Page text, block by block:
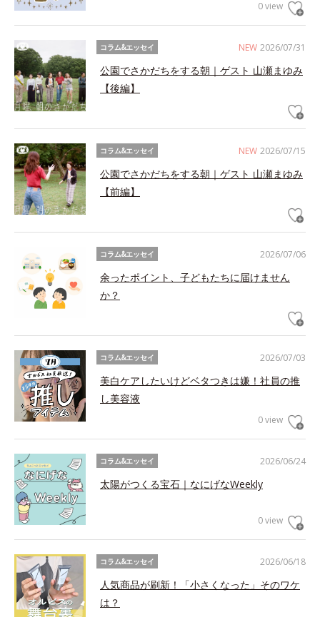
0 view
NEW 2026/07/31
コラム&エッセイ
公園でさかだちをする朝｜ゲスト 山瀬まゆみ
【後編】
NEW 2026/07/15
コラム&エッセイ
公園でさかだちをする朝｜ゲスト 山瀬まゆみ
【前編】
2026/07/06
コラム&エッセイ
余ったポイント、子どもたちに届けません
か？
2026/07/03
コラム&エッセイ
美白ケアしたいけどベタつきは嫌！社員の推
し美容液
0 view
2026/06/24
コラム&エッセイ
太陽がつくる宝石｜なにげなWeekly
0 view
2026/06/18
コラム&エッセイ
人気商品が刷新！「小さくなった」そのワケ
は？